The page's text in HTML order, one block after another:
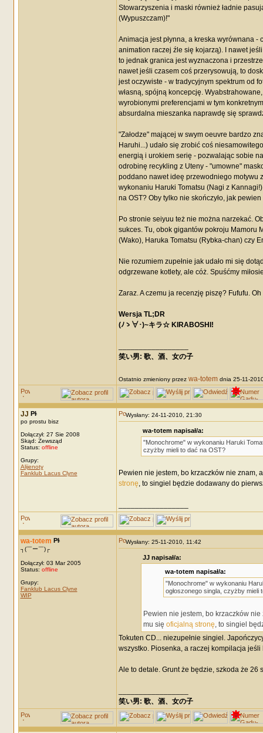
Stowarzyszenia i maski również ładnie
(Wypuszczam)!"
Animacja jest płynna, a kreska wyrównana
animation raczej źle się kojarzą). I nawet
to jednak granica jest wyznaczona i
nawet jeśli czasem coś przerysowują, to
jest oczywiste - w tradycyjnym spektrum od
własną, spójną koncepcję.
wyrobionymi preferencjami w tym
absurdalna mieszanka naprawdę się
"Załodze" mającej w swym oeuvre bardzo
Haruhi...) udało się zrobić coś
energią i urokiem serię - pozwalając sobie
odrobinę recykling z Uteny - "umowne"
poddano nawet ideę przewodniego motywu
wykonaniu Haruki Tomatsu (Nagi z
na OST? Oby tylko nie skończyło, jak
Po stronie seiyuu też nie można narzekać.
sukces. Tu, obok gigantów pokroju Mamoru
(Wako), Haruka Tomatsu (Rybka-chan) czy
Nie rozumiem zupełnie jak udało mi się
odgrzewane kotlety, ale cóż. Spuśćmy
Zaraz. A czemu ja recenzję piszę? Fufufu.
Wersja TL;DR
(ﾉゝ∀･)~キラ☆ KIRABOSHI!
笑い男: 歌、酒、女の子 DRM:
Ostatnio zmieniony przez wa-totemdnia 25-11-
JJ
po prostu bisz
Dołączył: 27 Sie 2008
Skąd: Zewsząd
Status: offline
Grupy:
Alijenoty
Fanklub Lacus Clyne
Wysłany: 24-11-2010, 21:30
wa-totem napisał/a:
"Monochrome" w wykonaniu Haruki
czyżby mieli to dać na OST?
Pewien nie jestem, bo krzaczków nie znam,
stronę, to singiel będzie dodawany do
wa-totem
┐(￣ー￣)┌
Dołączył: 03 Mar 2005
Status: offline
Grupy:
Fanklub Lacus Clyne
WIP
Wysłany: 25-11-2010, 11:42
JJ napisał/a:
wa-totem napisał/a:
"Monochrome" w wykonaniu
ogłoszonego singla, czyżby mieli
Pewien nie jestem, bo krzaczków
mu się oficjalną stronę, to singiel
Tokuten CD... niezupełnie singiel.
wszystko. Piosenka, a raczej kompilacja
Ale to detale. Grunt że będzie, szkoda że 26
笑い男: 歌、酒、女の子 DRM: